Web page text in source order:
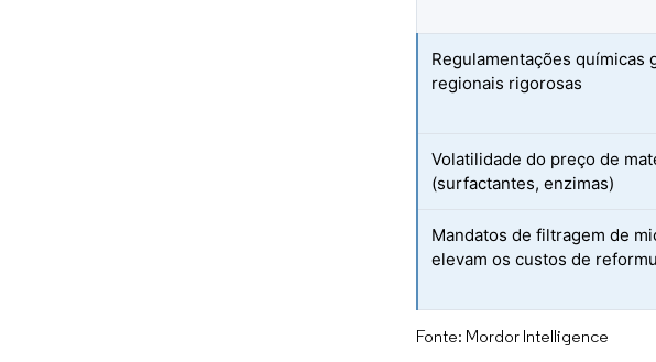
Regulamentações químicas
regionais rigorosas
Volatilidade do preço de
(surfactantes, enzimas)
Mandatos de filtragem de
elevam os custos de
Fonte: Mordor Intelligence